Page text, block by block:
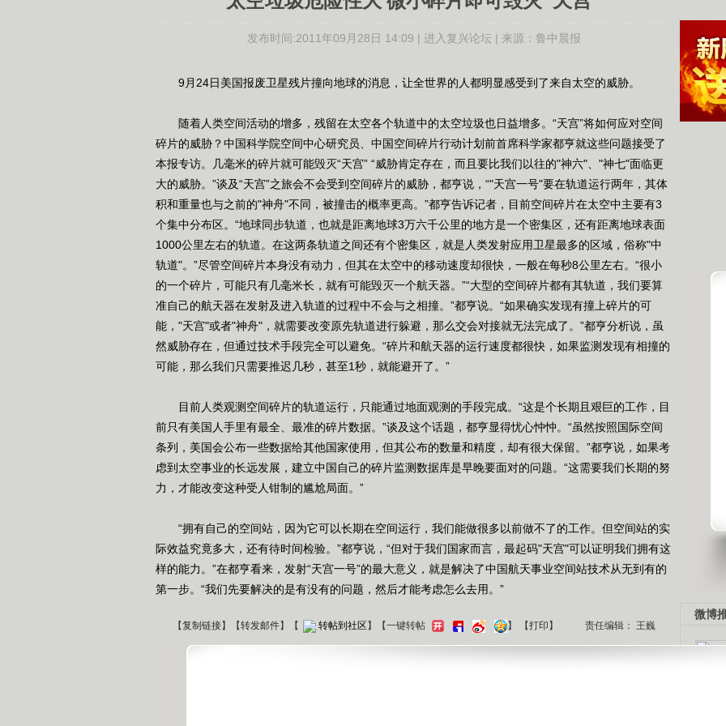
微博
发布时间:2011年09月28日 14:09 | 进入复兴论坛| 来源： 鲁中晨报
9月24日美国报废卫星残片撞向地球的消息，让全世界的人都明显感受到了来自太空的威胁。
随着人类空间活动的增多，残留在太空各个轨道中的太空垃圾也日益增多。“天宫”将如何应对空间
碎片的威胁？中国科学院空间中心研究员、中国空间碎片行动计划前首席科学家都亨就这些问题接受了
本报专访。几毫米的碎片就可能毁灭“天宫” “威胁肯定存在，而且要比我们以往的"神六"、"神七"面临更
大的威胁。”谈及“天宫”之旅会不会受到空间碎片的威胁，都亨说，“"天宫一号"要在轨道运行两年，其体
积和重量也与之前的"神舟"不同，被撞击的概率更高。”都亨告诉记者，目前空间碎片在太空中主要有3
个集中分布区。“地球同步轨道，也就是距离地球3万六千公里的地方是一个密集区，还有距离地球表面
1000公里左右的轨道。在这两条轨道之间还有个密集区，就是人类发射应用卫星最多的区域，俗称"中
轨道"。”尽管空间碎片本身没有动力，但其在太空中的移动速度却很快，一般在每秒8公里左右。“很小
的一个碎片，可能只有几毫米长，就有可能毁灭一个航天器。”“大型的空间碎片都有其轨道，我们要算
准自己的航天器在发射及进入轨道的过程中不会与之相撞。”都亨说。“如果确实发现有撞上碎片的可
能，"天宫"或者"神舟"，就需要改变原先轨道进行躲避，那么交会对接就无法完成了。”都亨分析说，虽
然威胁存在，但通过技术手段完全可以避免。“碎片和航天器的运行速度都很快，如果监测发现有相撞的
可能，那么我们只需要推迟几秒，甚至1秒，就能避开了。”
目前人类观测空间碎片的轨道运行，只能通过地面观测的手段完成。“这是个长期且艰巨的工作，目
前只有美国人手里有最全、最准的碎片数据。”谈及这个话题，都亨显得忧心忡忡。“虽然按照国际空间
条列，美国会公布一些数据给其他国家使用，但其公布的数量和精度，却有很大保留。”都亨说，如果考
虑到太空事业的长远发展，建立中国自己的碎片监测数据库是早晚要面对的问题。“这需要我们长期的努
力，才能改变这种受人钳制的尴尬局面。”
“拥有自己的空间站，因为它可以长期在空间运行，我们能做很多以前做不了的工作。但空间站的实
际效益究竟多大，还有待时间检验。”都亨说，“但对于我们国家而言，最起码"天宫"可以证明我们拥有这
样的能力。”在都亨看来，发射“天宫一号”的最大意义，就是解决了中国航天事业空间站技术从无到有的
第一步。“我们先要解决的是有没有的问题，然后才能考虑怎么去用。”
【复制链接】【转发邮件】 【 转帖到社区】【一键转帖 】 【打印】 责任编辑： 王巍